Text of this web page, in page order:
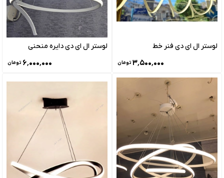
لوستر ال ای دی فنر خط
۳٬۵۰۰٬۰۰۰ تومان
لوستر ال ای دی دایره منحنی
۶٬۰۰۰٬۰۰۰ تومان